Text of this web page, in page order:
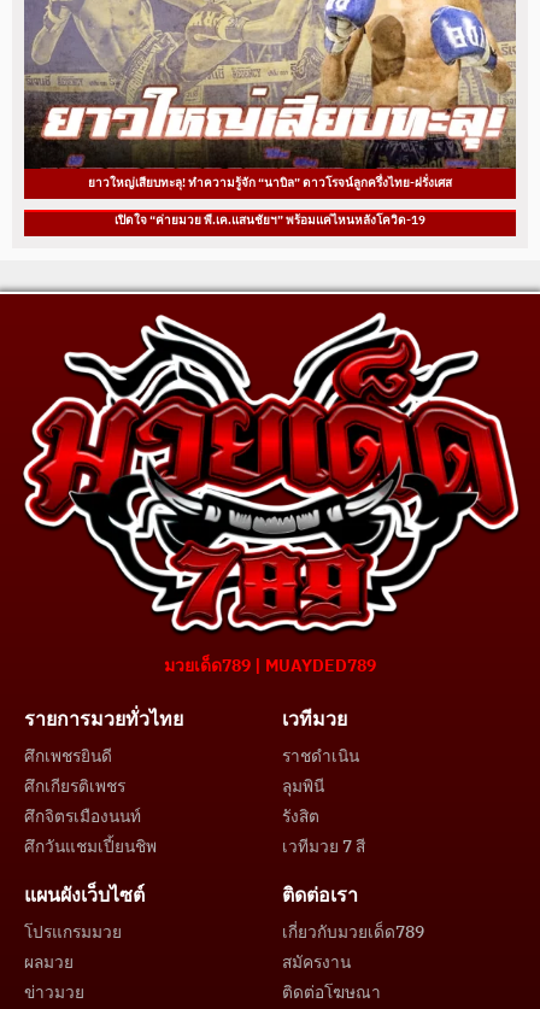
ยาวใหญ่เสียบทะลุ! ทำความรู้จัก “นาบิล” ดาวโรจน์ลูกครึ่งไทย-ฝรั่งเศส
เปิดใจ “ค่ายมวย พี.เค.แสนชัยฯ” พร้อมแค่ไหนหลังโควิด-19
มวยเด็ด789 | MUAYDED789
รายการมวยทั่วไทย
ศึกเพชรยินดี
ศึกเกียรติเพชร
ศึกจิตรเมืองนนท์
ศึกวันแชมเปี้ยนชิพ
เวทีมวย
ราชดำเนิน
ลุมพินี
รังสิต
เวทีมวย 7 สี
แผนผังเว็บไซต์
โปรแกรมมวย
ผลมวย
ข่าวมวย
ติดต่อเรา
เกี่ยวกับมวยเด็ด789
สมัครงาน
ติดต่อโฆษณา